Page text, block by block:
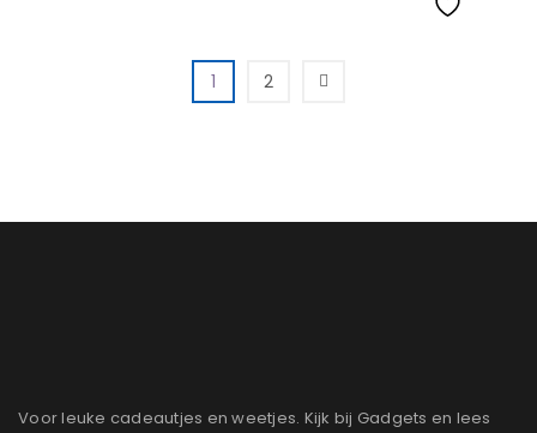
1
2
Voor leuke cadeautjes en weetjes. Kijk bij Gadgets en lees